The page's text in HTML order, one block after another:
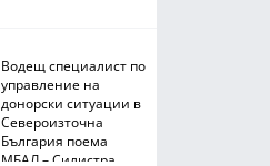
Водещ специалист по
управление на
донорски ситуации в
Североизточна
България поема
МБАЛ – Силистра